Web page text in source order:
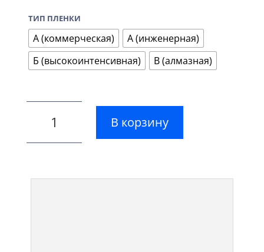
ТИП ПЛЕНКИ
А (коммерческая)
А (инженерная)
Б (высокоинтенсивная)
В (алмазная)
В корзину